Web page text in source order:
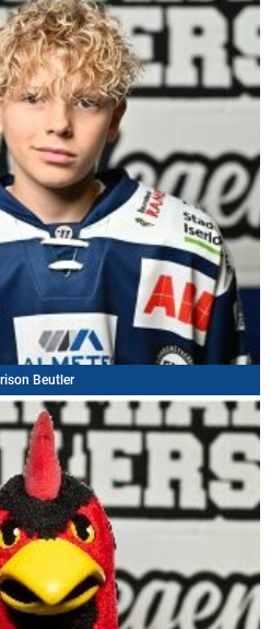
Beutler